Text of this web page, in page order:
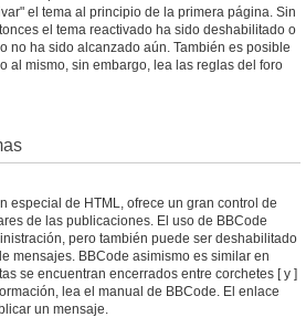
el tema al principio de la primera página. Sin
el tema reactivado ha sido deshabilitado o
no ha sido alcanzado aún. También es posible
al mismo, sin embargo, lea las reglas del foro
especial de HTML, ofrece un gran control de
de las publicaciones. El uso de BBCode
pero también puede ser deshabilitado
mensajes. BBCode asimismo es similar en
se encuentran encerrados entre corchetes [ y ]
lea el manual de BBCode. El enlace
un mensaje.